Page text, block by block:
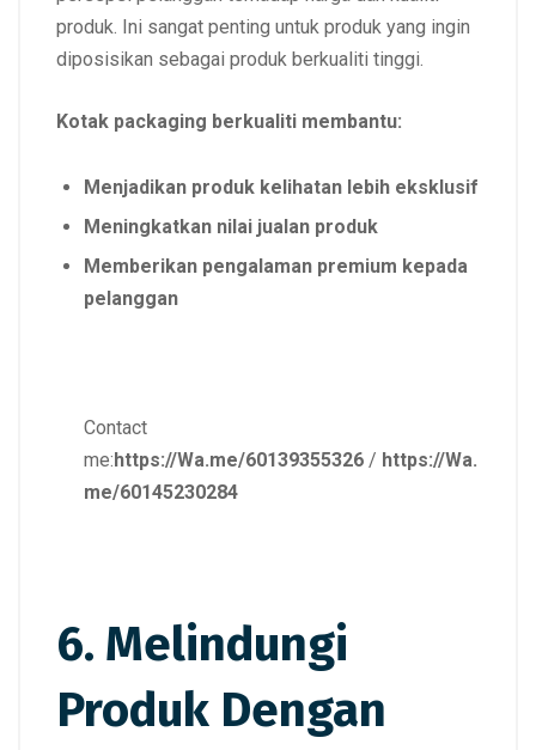
produk. Ini sangat penting untuk produk yang ingin
diposisikan sebagai produk berkualiti tinggi.
Kotak packaging berkualiti membantu:
Menjadikan produk kelihatan lebih eksklusif
Meningkatkan nilai jualan produk
Memberikan pengalaman premium kepada
pelanggan
Contact
me: https://Wa.me/60139355326 / https://Wa.
me/60145230284
6. Melindungi
Produk Dengan